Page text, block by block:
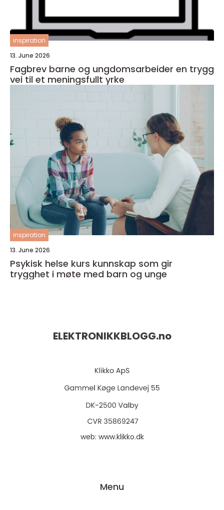
inspiration
13. June 2026
Fagbrev barne og ungdomsarbeider en trygg
vei til et meningsfullt yrke
inspiration
13. June 2026
Psykisk helse kurs kunnskap som gir
trygghet i møte med barn og unge
ELEKTRONIKKBLOGG.no
web: www.klikko.dk
Menu